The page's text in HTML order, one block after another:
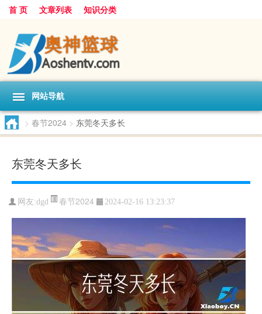
首 页 文章列表 知识分类
网站导航
> 春节2024 > 东莞冬天多长
东莞冬天多长
网友:dgd 春节2024 2024-02-16 13:23:37